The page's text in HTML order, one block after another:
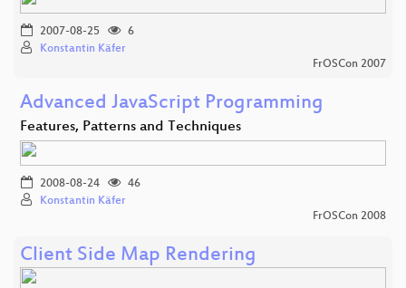
2007-08-25
6
Konstantin Käfer
FrOSCon 2007
Advanced JavaScript Programming
Features, Patterns and Techniques
2008-08-24
46
Konstantin Käfer
FrOSCon 2008
Client Side Map Rendering